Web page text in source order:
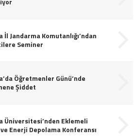
İl Jandarma Komutanlığı’ndan
Seminer
Öğretmenler Günü’nde
Şiddet
Üniversitesi’nden Eklemeli
Enerji Depolama Konferansı